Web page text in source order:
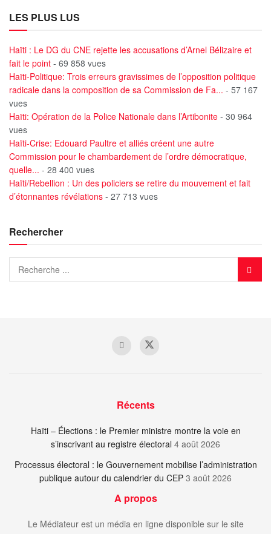
LES PLUS LUS
Haïti : Le DG du CNE rejette les accusations d’Arnel Bélizaire et
fait le point - 69 858 vues
Haïti-Politique: Trois erreurs gravissimes de l’opposition politique
radicale dans la composition de sa Commission de Fa... - 57 167
vues
Haïti: Opération de la Police Nationale dans l’Artibonite - 30 964
vues
Haïti-Crise: Edouard Paultre et alliés créent une autre
Commission pour le chambardement de l’ordre démocratique,
quelle... - 28 400 vues
Haïti/Rebellion : Un des policiers se retire du mouvement et fait
d’étonnantes révélations - 27 713 vues
Rechercher
Récents
Haïti – Élections : le Premier ministre montre la voie en
s’inscrivant au registre électoral 4 août 2026
Processus électoral : le Gouvernement mobilise l’administration
publique autour du calendrier du CEP 3 août 2026
A propos
Le Médiateur est un média en ligne disponible sur le site